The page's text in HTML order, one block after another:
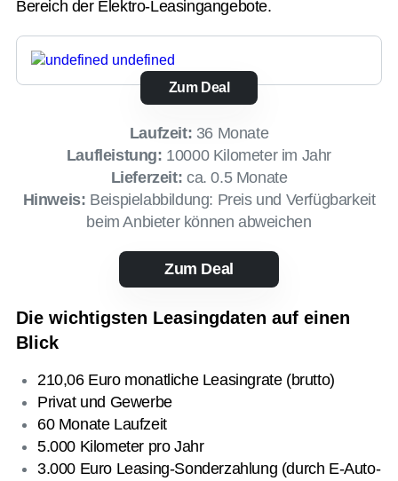
Bereich der Elektro-Leasingangebote.
Zum Deal
Laufzeit: 36 Monate
Laufleistung: 10000 Kilometer im Jahr
Lieferzeit: ca. 0.5 Monate
Hinweis: Beispielabbildung: Preis und Verfügbarkeit
beim Anbieter können abweichen
Zum Deal
Die wichtigsten Leasingdaten auf einen
Blick
210,06 Euro monatliche Leasingrate (brutto)
Privat und Gewerbe
60 Monate Laufzeit
5.000 Kilometer pro Jahr
3.000 Euro Leasing-Sonderzahlung (durch E-Auto-